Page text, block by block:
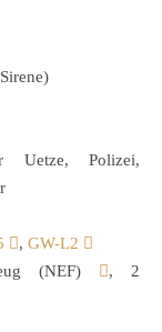
Uetze, Polizei,
, GW-L2
(NEF)
, 2